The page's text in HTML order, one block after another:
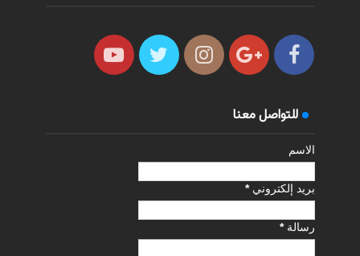
للتواصل معنا
الاسم
بريد إلكتروني*
رسالة*